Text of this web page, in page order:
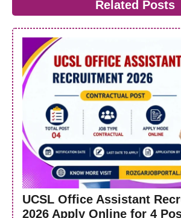
Related Posts
UCSL Office Assistant
2026 Apply Online for 4